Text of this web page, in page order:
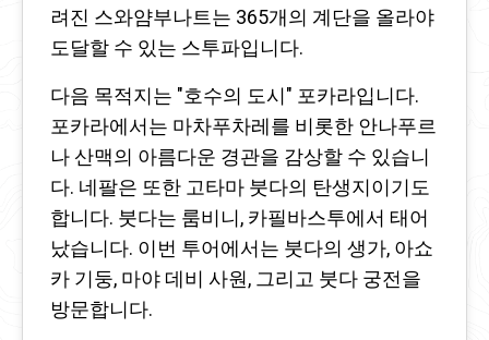
려진 스와얌부나트는 365개의 계단을 올라야
도달할 수 있는 스투파입니다.
다음 목적지는 "호수의 도시" 포카라입니다.
포카라에서는 마차푸차레를 비롯한 안나푸르
나 산맥의 아름다운 경관을 감상할 수 있습니
다. 네팔은 또한 고타마 붓다의 탄생지이기도
합니다. 붓다는 룸비니, 카필바스투에서 태어
났습니다. 이번 투어에서는 붓다의 생가, 아쇼
카 기둥, 마야 데비 사원, 그리고 붓다 궁전을
방문합니다.